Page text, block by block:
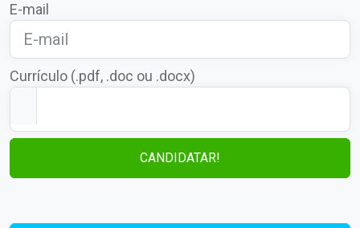
E-mail
Currículo (.pdf, .doc ou .docx)
CANDIDATAR!